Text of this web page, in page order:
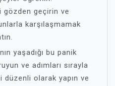
gözden geçirin ve
karşılaşmamak
yaşadığı bu panik
ve adımları sırayla
olarak yapın ve